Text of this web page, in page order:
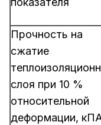
Прочность на
сжатие
слоя при 10 %
относительной
деформации,